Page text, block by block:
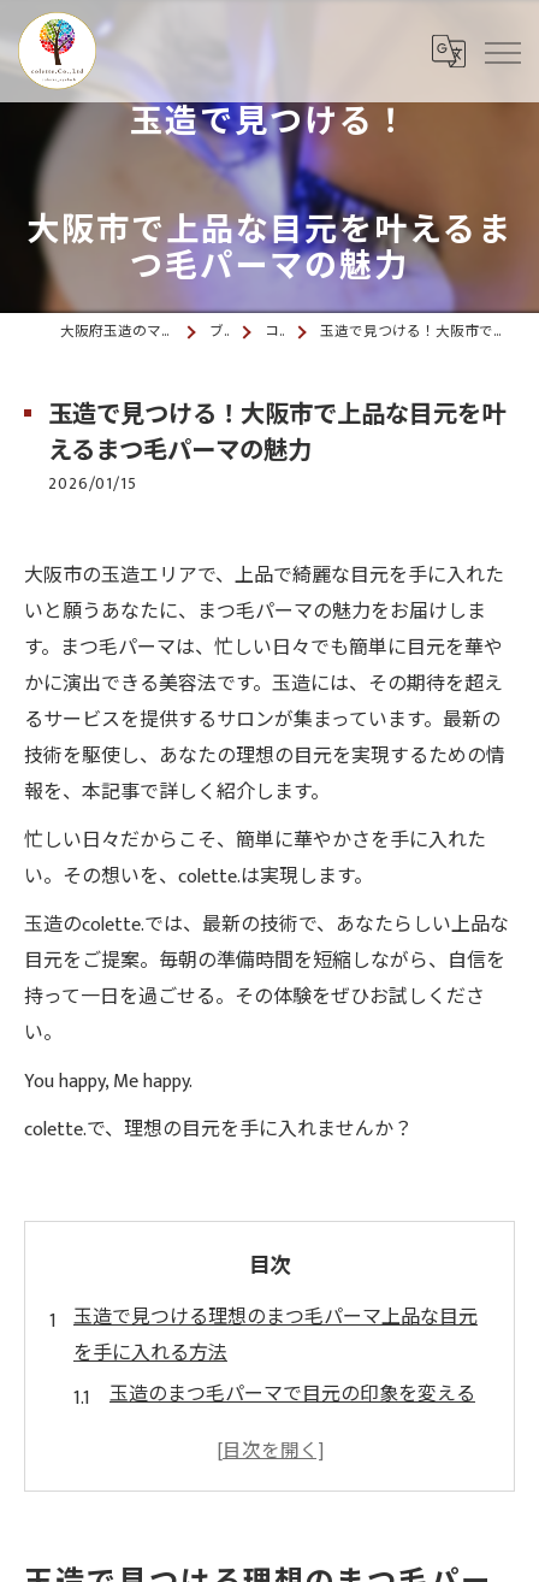
玉造で見つける！
大阪市で上品な目元を叶えるま
つ毛パーマの魅力
大阪府玉造のマツエクならcolette. 玉造 ブログ コラム 玉造で見つける！大阪市で上品な目元を叶えるまつ毛パーマの魅力
玉造で見つける！大阪市で上品な目元を叶
えるまつ毛パーマの魅力
2026/01/15
大阪市の玉造エリアで、上品で綺麗な目元を手に入れた
いと願うあなたに、まつ毛パーマの魅力をお届けしま
す。まつ毛パーマは、忙しい日々でも簡単に目元を華や
かに演出できる美容法です。玉造には、その期待を超え
るサービスを提供するサロンが集まっています。最新の
技術を駆使し、あなたの理想の目元を実現するための情
報を、本記事で詳しく紹介します。
忙しい日々だからこそ、簡単に華やかさを手に入れた
い。その想いを、colette.は実現します。
玉造のcolette.では、最新の技術で、あなたらしい上品な
目元をご提案。毎朝の準備時間を短縮しながら、自信を
持って一日を過ごせる。その体験をぜひお試しくださ
い。
You happy, Me happy.
colette.で、理想の目元を手に入れませんか？
目次
玉造で見つける理想のまつ毛パーマ上品な目元
を手に入れる方法
玉造のまつ毛パーマで目元の印象を変える
上品な目元を作るためのまつ毛パーマの選